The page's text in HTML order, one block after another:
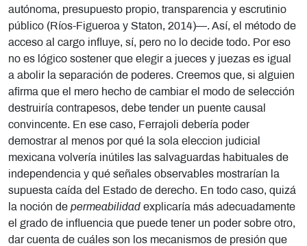
autónoma, presupuesto propio, transparencia y escrutinio
público (Ríos-Figueroa y Staton, 2014)—. Así, el método de
acceso al cargo influye, sí, pero no lo decide todo. Por eso
no es lógico sostener que elegir a jueces y juezas es igual
a abolir la separación de poderes. Creemos que, si alguien
afirma que el mero hecho de cambiar el modo de selección
destruiría contrapesos, debe tender un puente causal
convincente. En ese caso, Ferrajoli debería poder
demostrar al menos por qué la sola eleccion judicial
mexicana volvería inútiles las salvaguardas habituales de
independencia y qué señales observables mostrarían la
supuesta caída del Estado de derecho. En todo caso, quizá
la noción de permeabilidad explicaría más adecuadamente
el grado de influencia que puede tener un poder sobre otro,
dar cuenta de cuáles son los mecanismos de presión que